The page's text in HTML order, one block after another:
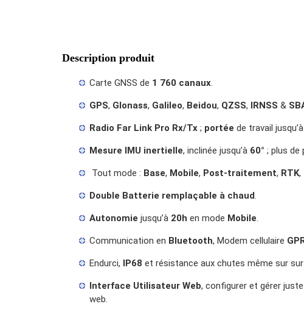
Description produit
Carte GNSS de 1 760 canaux.
GPS, Glonass, Galileo, Beidou, QZSS, IRNSS &
Radio Far Link Pro Rx/Tx; portée de travail jusqu’à
Mesure IMU inertielle, inclinée jusqu’à 60° ; plus de
Tout mode : Base, Mobile, Post-traitement, RTK,
Double Batterie remplaçable à chaud.
Autonomie jusqu’à 20h en mode Mobile.
Communication en Bluetooth, Modem cellulaire
Endurci, IP68 et résistance aux chutes même sur
Interface Utilisateur Web, configurer et gérer
web.